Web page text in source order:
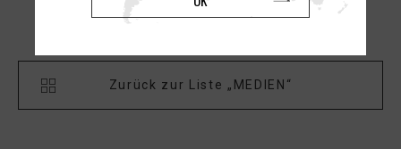
Nächster Artikel
Zurück zur Liste „MEDIEN“